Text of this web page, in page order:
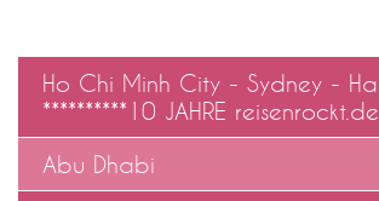
Ho Chi Minh City - Sydney -
**********10 JAHRE reisenrockt.de
Abu Dhabi